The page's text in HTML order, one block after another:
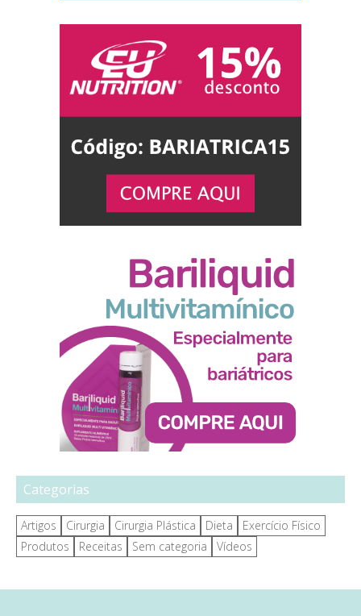
Categorias
Artigos Cirurgia Cirurgia Plástica Dieta
Exercício Físico
Produtos
Receitas Sem categoria Vídeos